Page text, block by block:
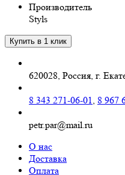
Производитель
Styls
620028, Россия, г.
8 343 271-06-01 8 967
petr.par@mail.ru
О нас
Доставка
Оплата